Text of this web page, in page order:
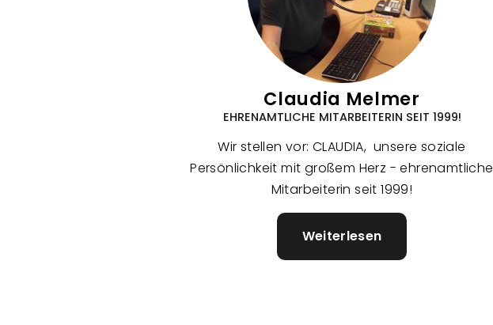
Claudia Melmer
EHRENAMTLICHE MITARBEITERIN SEIT 1999!
Wir stellen vor: CLAUDIA, unsere soziale
Persönlichkeit mit großem Herz - ehrenamtliche
Mitarbeiterin seit 1999!
Weiterlesen
Claudia